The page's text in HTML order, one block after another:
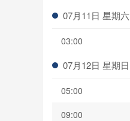
07月11日 星期六
03:00
07月12日 星期日
05:00
09:00